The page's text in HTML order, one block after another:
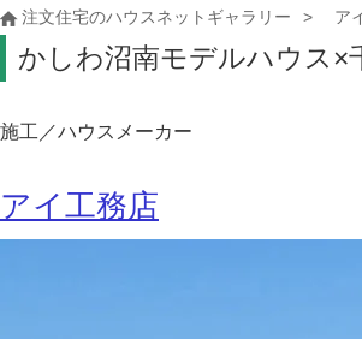
注文住宅のハウスネットギャラリー ア
かしわ沼南モデルハウス×
施工／ハウスメーカー
アイ工務店